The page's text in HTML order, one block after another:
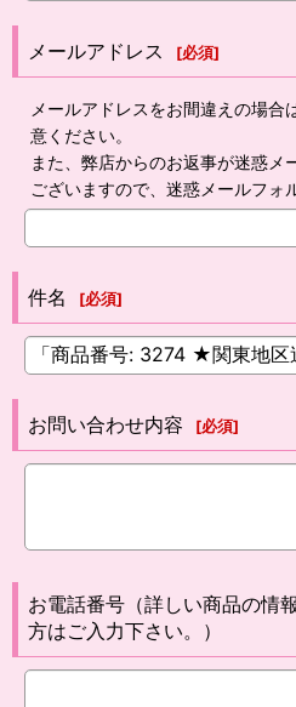
メールアドレス [必須]
メールアドレスをお間違えの場合
意ください。
また、弊店からのお返事が迷惑メ
ございますので、迷惑メールフォ
件名 [必須]
お問い合わせ内容 [必須]
お電話番号（詳しい商品の情
方はご入力下さい。）